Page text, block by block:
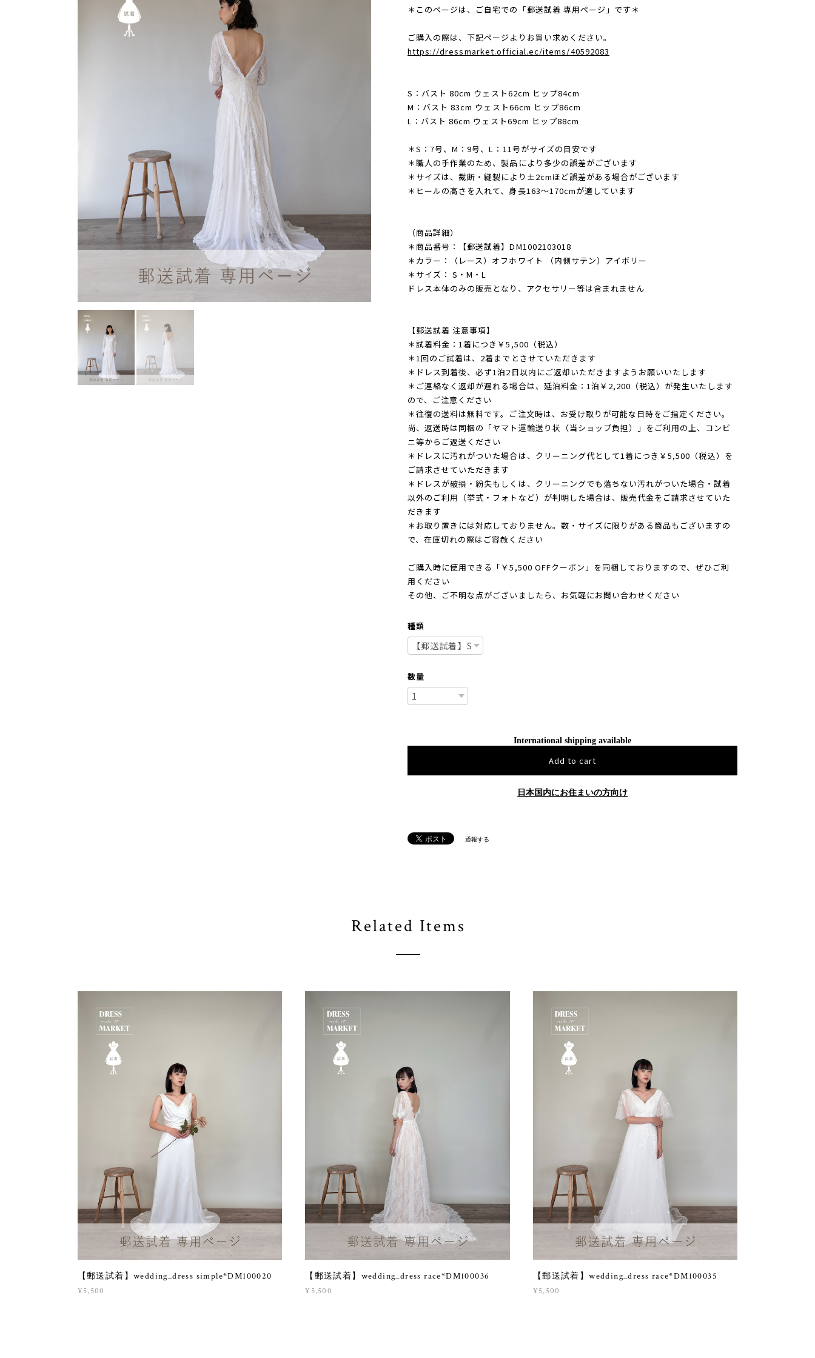
＊このページは、ご自宅での「郵送試着 専用ページ」です＊
ご購入の際は、下記ページよりお買い求めください。
https://dressmarket.official.ec/items/40592083
S：バスト 80cm ウェスト62cm ヒップ84cm
M：バスト 83cm ウェスト66cm ヒップ86cm
L：バスト 86cm ウェスト69cm ヒップ88cm
＊S：7号、M：9号、L：11号がサイズの目安です
＊職人の手作業のため、製品により多少の誤差がございます
＊サイズは、裁断・縫製により±2cmほど誤差がある場合がございます
＊ヒールの高さを入れて、身長163〜170cmが適しています
（商品詳細）
＊商品番号：【郵送試着】DM1002103018
＊カラー：（レース）オフホワイト （内側サテン）アイボリー
＊サイズ： S・M・L
ドレス本体のみの販売となり、アクセサリー等は含まれません
【郵送試着 注意事項】
＊試着料金：1着につき￥5,500（税込）
＊1回のご試着は、2着までとさせていただきます
＊ドレス到着後、必ず1泊2日以内にご返却いただきますようお願いいたします
＊ご連絡なく返却が遅れる場合は、延泊料金：1泊￥2,200（税込）が発生いたします
ので、ご注意ください
＊往復の送料は無料です。ご注文時は、お受け取りが可能な日時をご指定ください。
尚、返送時は同梱の「ヤマト運輸送り状（当ショップ負担）」をご利用の上、コンビ
ニ等からご返送ください
＊ドレスに汚れがついた場合は、クリーニング代として1着につき￥5,500（税込）を
ご請求させていただきます
＊ドレスが破損・紛失もしくは、クリーニングでも落ちない汚れがついた場合・試着
以外のご利用（挙式・フォトなど）が判明した場合は、販売代金をご請求させていた
だきます
＊お取り置きには対応しておりません。数・サイズに限りがある商品もございますの
で、在庫切れの際はご容赦ください
ご購入時に使用できる「￥5,500 OFFクーポン」を同梱しておりますので、ぜひご利
用ください
その他、ご不明な点がございましたら、お気軽にお問い合わせください
種類
数量
International shipping available
Add to cart
日本国内にお住まいの方向け
通報する
Related Items
【郵送試着】wedding_dress simple*DM100020
¥5,500
【郵送試着】wedding_dress race*DM100036
¥5,500
【郵送試着】wedding_dress race*DM100035
¥5,500